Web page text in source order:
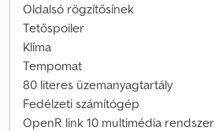
Oldalsó rögzítősínek
Tetőspoiler
Klíma
Tempomat
80 literes üzemanyagtartály
Fedélzeti számítógép
OpenR link 10 multimédia rendszer